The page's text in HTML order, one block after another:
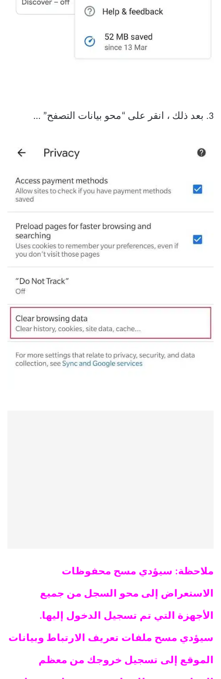
3. بعد ذلك ، انقر على “محو بيانات التصفح” …
ملاحظة: سيؤدي مسح محفوظات
الاستعراض إلى محو السجل من جميع
الأجهزة التي تم تسجيل الدخول إليها.
سيؤدي مسح ملفات تعريف الارتباط وبيانات
الموقع إلى تسجيل خروجك من معظم